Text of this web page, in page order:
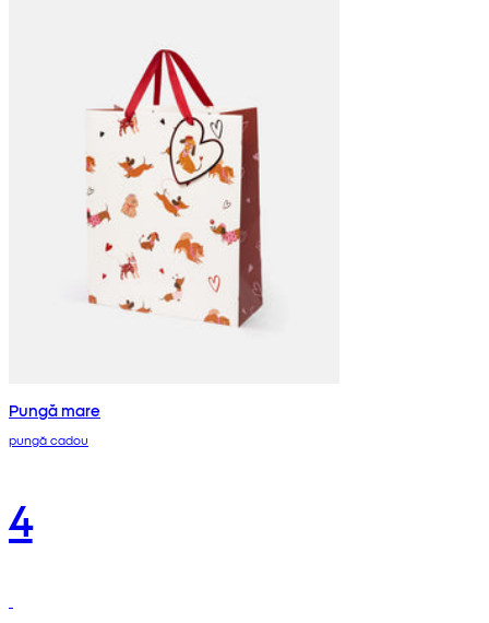
Pungă mare
pungă cadou
4